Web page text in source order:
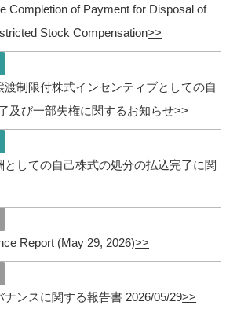
Completion of Payment for Disposal of
Stock Compensation
制限付株式インセンティブとしての自
及び一部失権に関するお知らせ
しての自己株式の処分の払込完了に関
Report (May 29, 2026)
ナンスに関する報告書 2026/05/29